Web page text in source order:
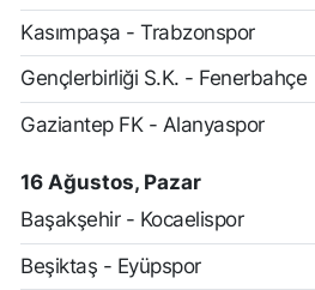
Kasımpaşa - Trabzonspor
Gençlerbirliği S.K. - Fenerbahçe
Gaziantep FK - Alanyaspor
16 Ağustos, Pazar
Başakşehir - Kocaelispor
Beşiktaş - Eyüpspor